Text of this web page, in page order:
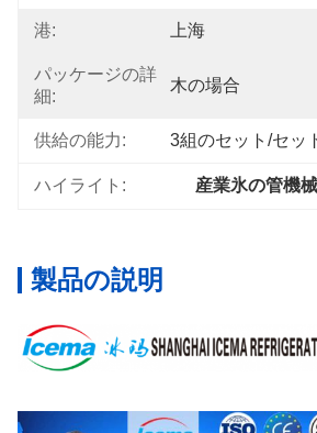
港: 上海
パッケージの詳
細:
木の場合
供給の能力: 3組のセット/セッ
ハイライト: 産業氷の管機械
製品の説明